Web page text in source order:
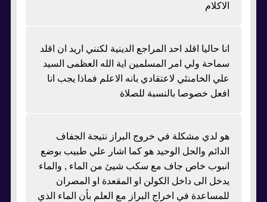
الاكلام
انا حاليا اقلد احد المراجع الدينية لكنني اريد ان اقلد
سماحة ولي امر المسلمين اية الله العظمى السيد
علي الخامنئي لاعتقادي بانه الاعلم فماذا يجب انا
افعل خصوصا بالنسبة للصلاة
هو لدي مشكلة في خروج البراز نتيجة الجفاف
الدائم والحل الوحيد هو كما اشار علي طبيب بوضع
انبوب خاص جاف مع سكب شيئ من الماء , والماء
يدخل الى داخل الكولن او المقعدة او المصران
للمساعدة في اخراج البراز مع العلم بأن الماء الذي